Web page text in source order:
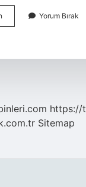
Erçel
Mu
Yorum Bırak
https://
Sitemap